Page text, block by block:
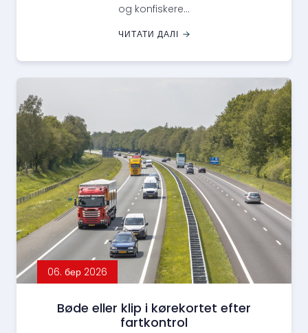
og konfiskere...
ЧИТАТИ ДАЛІ
06. бер 2026
Bøde eller klip i kørekortet efter
fartkontrol